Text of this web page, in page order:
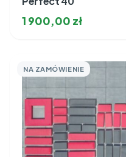
1 900,00 zł
NA ZAMÓWIENIE